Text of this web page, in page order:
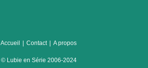
Accueil Contact A propos
© Lubie en Série 2006-2024